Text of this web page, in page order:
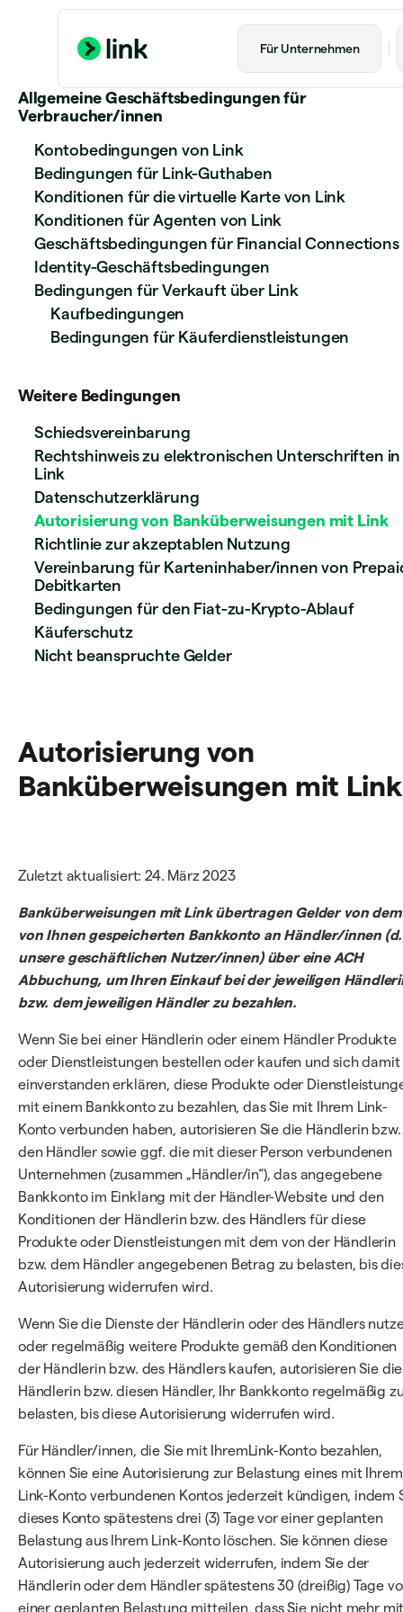
Für Unternehmen
Allgemeine Geschäftsbedingungen für
Verbraucher/innen
Kontobedingungen von Link
Bedingungen für Link-Guthaben
Konditionen für die virtuelle Karte von Link
Konditionen für Agenten von Link
Geschäftsbedingungen für Financial Connections
Identity-Geschäftsbedingungen
Bedingungen für Verkauft über Link
Kaufbedingungen
Bedingungen für Käuferdienstleistungen
Weitere Bedingungen
Schiedsvereinbarung
Rechtshinweis zu elektronischen Unterschriften in
Link
Datenschutzerklärung
Autorisierung von Banküberweisungen mit Link
Richtlinie zur akzeptablen Nutzung
Vereinbarung für Karteninhaber/innen von
Debitkarten
Bedingungen für den Fiat-zu-Krypto-Ablauf
Käuferschutz
Nicht beanspruchte Gelder
Autorisierung von
Banküberweisungen mit Link
Zuletzt aktualisiert: 24. März 2023
Banküberweisungen mit Link übertragen Gelder von dem
von Ihnen gespeicherten Bankkonto an Händler/innen
unsere geschäftlichen Nutzer/innen) über eine ACH
Abbuchung, um Ihren Einkauf bei der jeweiligen
bzw. dem jeweiligen Händler zu bezahlen.
Wenn Sie bei einer Händlerin oder einem Händler Produkte
oder Dienstleistungen bestellen oder kaufen und sich damit
einverstanden erklären, diese Produkte oder
mit einem Bankkonto zu bezahlen, das Sie mit Ihrem Link-
Konto verbunden haben, autorisieren Sie die Händlerin bzw.
den Händler sowie ggf. die mit dieser Person verbundenen
Unternehmen (zusammen „Händler/in“), das angegebene
Bankkonto im Einklang mit der Händler-Website und den
Konditionen der Händlerin bzw. des Händlers für diese
Produkte oder Dienstleistungen mit dem von der Händlerin
bzw. dem Händler angegebenen Betrag zu belasten, bis
Autorisierung widerrufen wird.
Wenn Sie die Dienste der Händlerin oder des Händlers
oder regelmäßig weitere Produkte gemäß den Konditionen
der Händlerin bzw. des Händlers kaufen, autorisieren Sie
Händlerin bzw. diesen Händler, Ihr Bankkonto regelmäßig
belasten, bis diese Autorisierung widerrufen wird.
Für Händler/innen, die Sie mit IhremLink-Konto bezahlen,
können Sie eine Autorisierung zur Belastung eines mit Ihrem
Link-Konto verbundenen Kontos jederzeit kündigen, indem
dieses Konto spätestens drei (3) Tage vor einer geplanten
Belastung aus Ihrem Link-Konto löschen. Sie können diese
Autorisierung auch jederzeit widerrufen, indem Sie der
Händlerin oder dem Händler spätestens 30 (dreißig) Tage
einer geplanten Belastung mitteilen, dass Sie nicht mehr